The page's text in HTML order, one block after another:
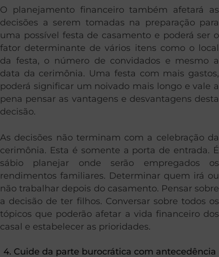
O planejamento financeiro também afetará as
decisões a serem tomadas na preparação para
uma possível festa de casamento e poderá ser o
fator determinante de vários itens como o local
da festa, o número de convidados e mesmo a
data da cerimônia. Uma festa com mais gastos,
poderá significar um noivado mais longo e vale a
pena pensar as vantagens e desvantagens desta
decisão.
As decisões não terminam com a celebração da
cerimônia. Esta é somente a porta de entrada. É
sábio planejar onde serão empregados os
rendimentos familiares. Determinar quem irá ou
não trabalhar depois do casamento. Pensar sobre
a decisão de ter filhos. Conversar sobre todos os
tópicos que poderão afetar a vida financeiro dos
casal e estabelecer as prioridades.
4. Cuide da parte burocrática com antecedência